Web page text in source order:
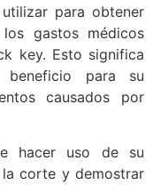
para obtener
gastos médicos
key. Esto significa
para su
causados por
hacer uso de su
corte y demostrar